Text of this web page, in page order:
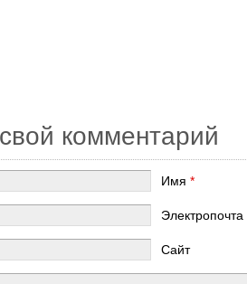
комментарий
Имя *
Электропочта
Сайт